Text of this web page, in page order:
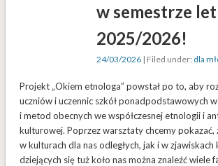
w semestrze
2025/2026!
24/03/2026 | Filed under: dla
Projekt „Okiem etnologa” powstał po to, aby
uczniów i uczennic szkół ponadpodstawowych
i metod obecnych we współczesnej etnologii i
kulturowej. Poprzez warsztaty chcemy pokazać,
w kulturach dla nas odległych, jak i w
dziejących się tuż koło nas można znaleźć wiele